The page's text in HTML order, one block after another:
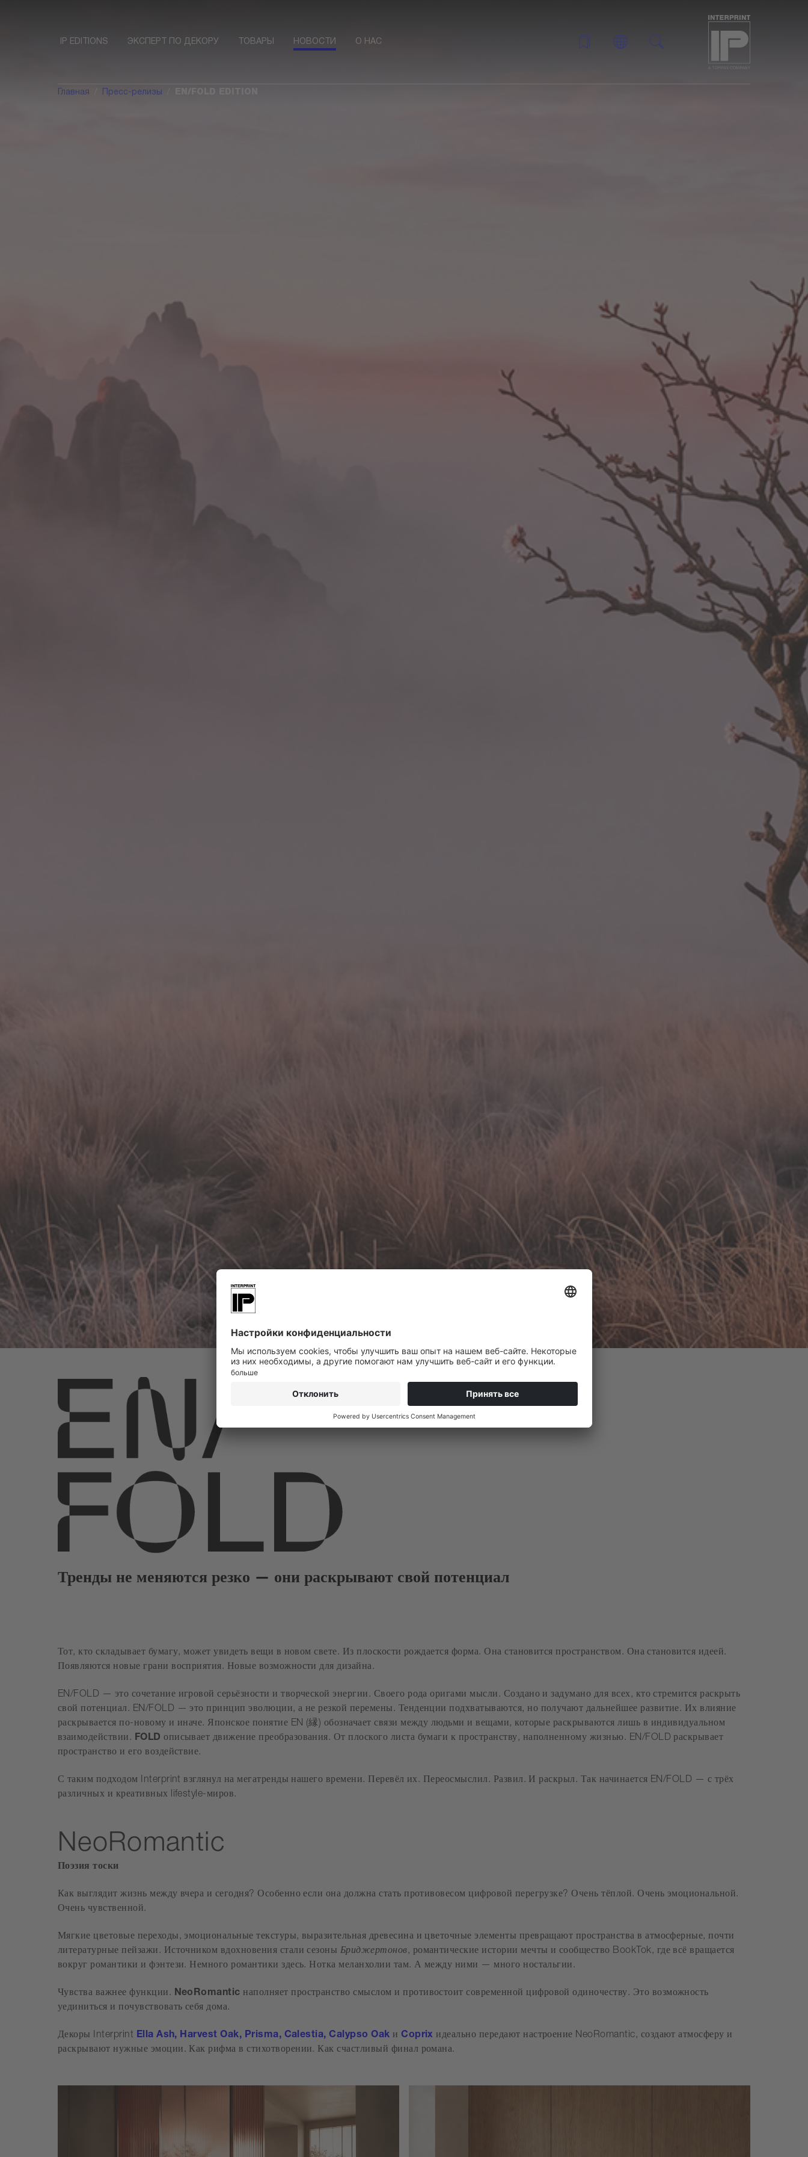
IP EDITIONS ЭКСПЕРТ ПО ДЕКОРУ ТОВАРЫ НОВОСТИ О НАС
Главная Пресс-релизы
Тренды не меняются резко — они раскрывают свой потенциал
Тот, кто складывает бумагу, может увидеть вещи в новом свете. Из плоскости рождается форма. Она становится пространством. Она становится идеей.
Появляются новые грани восприятия. Новые возможности для дизайна.
EN/FOLD — это сочетание игровой серьёзности и творческой энергии. Своего рода оригами мысли. Создано и задумано для всех, кто стремится раскрыть
свой потенциал. EN/FOLD — это принцип эволюции, а не резкой перемены. Тенденции подхватываются, но получают дальнейшее развитие. Их влияние
раскрывается по-новому и иначе. Японское понятие EN (縁) обозначает связи между людьми и вещами, которые раскрываются лишь в индивидуальном
взаимодействии. FOLD описывает движение преобразования. От плоского листа бумаги к пространству, наполненному жизнью. EN/FOLD раскрывает
пространство и его воздействие.
С таким подходом Interprint взглянул на мегатренды нашего времени. Перевёл их. Переосмыслил. Развил. И раскрыл. Так начинается EN/FOLD — с трёх
различных и креативных lifestyle-миров.
NeoRomantic
Поэзия тоски
Как выглядит жизнь между вчера и сегодня? Особенно если она должна стать противовесом цифровой перегрузке? Очень тёплой. Очень эмоциональной.
Очень чувственной.
Мягкие цветовые переходы, эмоциональные текстуры, выразительная древесина и цветочные элементы превращают пространства в атмосферные, почти
литературные пейзажи. Источником вдохновения стали сезоны Бриджертонов, романтические истории мечты и сообщество BookTok, где всё вращается
вокруг романтики и фэнтези. Немного романтики здесь. Нотка меланхолии там. А между ними — много ностальгии.
Чувства важнее функции. NeoRomantic наполняет пространство смыслом и противостоит современной цифровой одиночеству. Это возможность
уединиться и почувствовать себя дома.
Декоры Interprint Ella Ash, Harvest Oak, Prisma, Calestia, Calypso Oak иCoprix идеально передают настроение NeoRomantic, создают атмосферу и
раскрывают нужные эмоции. Как рифма в стихотворении. Как счастливый финал романа.